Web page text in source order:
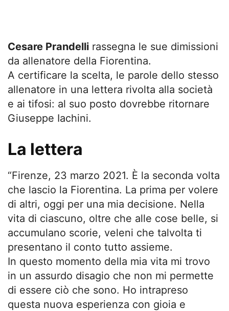
Cesare Prandelli rassegna le sue dimissioni
da allenatore della Fiorentina.
A certificare la scelta, le parole dello stesso
allenatore in una lettera rivolta alla società
e ai tifosi: al suo posto dovrebbe ritornare
Giuseppe Iachini.
La lettera
“Firenze, 23 marzo 2021. È la seconda volta
che lascio la Fiorentina. La prima per volere
di altri, oggi per una mia decisione. Nella
vita di ciascuno, oltre che alle cose belle, si
accumulano scorie, veleni che talvolta ti
presentano il conto tutto assieme.
In questo momento della mia vita mi trovo
in un assurdo disagio che non mi permette
di essere ciò che sono. Ho intrapreso
questa nuova esperienza con gioia e